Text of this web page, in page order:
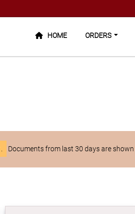
HOME ORDERS
Documents from last 30 days are